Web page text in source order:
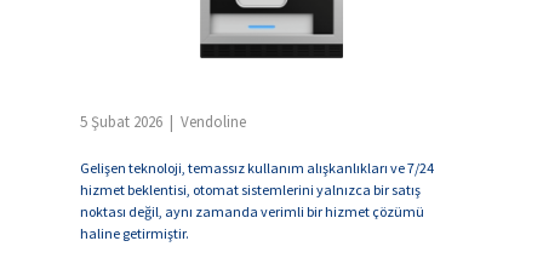
5 Şubat 2026 | Vendoline
Gelişen teknoloji, temassız kullanım alışkanlıkları ve 7/24
hizmet beklentisi, otomat sistemlerini yalnızca bir satış
noktası değil, aynı zamanda verimli bir hizmet çözümü
haline getirmiştir.